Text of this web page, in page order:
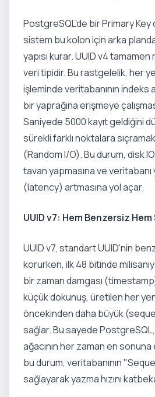
PostgreSQL'de bir Primary
sistem bu kolon için arka
yapısı kurar. UUID v4
veri tipidir. Bu rastgelelik, her
işleminde veritabanının indeks
bir yaprağına erişmeye
Saniyede 5000 kayıt geldiğini
sürekli farklı noktalara
(Random I/O). Bu durum, disk
tavan yapmasına ve veritabanı
(latency) artmasına yol açar.
UUID v7: Hem Benzersiz Hem
UUID v7, standart UUID'nin
korurken, ilk 48 bitinde
bir zaman damgası (timestamp)
küçük dokunuş, üretilen her
öncekinden daha büyük
sağlar. Bu sayede PostgreSQL,
ağacının her zaman en
bu durum, veritabanının
sağlayarak yazma hızını